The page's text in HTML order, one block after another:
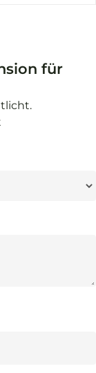
für